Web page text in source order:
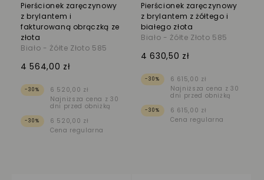
Pierścionek zaręczynowy
z brylantem i
fakturowaną obrączką ze
złota
Biało - Żółte Złoto 585
4 564,00 zł
-30%
6 520,00 zł
Najniższa cena z 30
dni przed obniżką
-30%
6 520,00 zł
Cena regularna
Pierścionek zaręczynowy
z brylantem z żółtego i
białego złota
Biało - Żółte Złoto 585
4 630,50 zł
-30%
6 615,00 zł
Najniższa cena z 30
dni przed obniżką
-30%
6 615,00 zł
Cena regularna